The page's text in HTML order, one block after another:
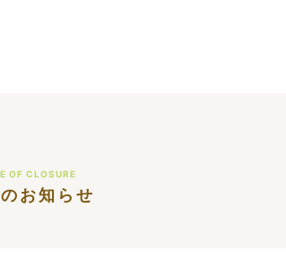
OF CLOSURE
お知らせ